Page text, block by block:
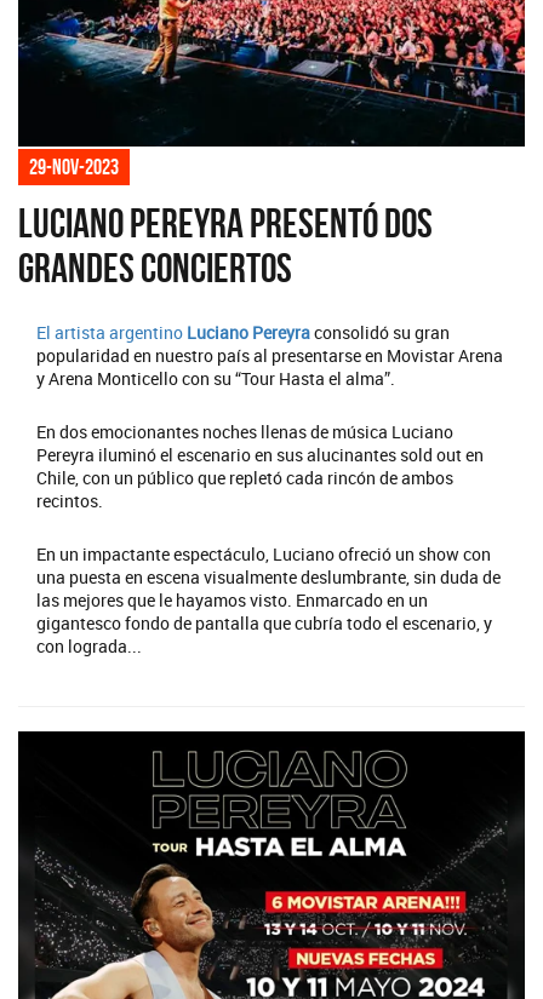
29-nov-2023
Luciano Pereyra presentó dos
grandes conciertos
El artista argentino Luciano Pereyraconsolidó su gran
popularidad en nuestro país al presentarse en Movistar Arena
y Arena Monticello con su “Tour Hasta el alma”.
En dos emocionantes noches llenas de música Luciano
Pereyra iluminó el escenario en sus alucinantes sold out en
Chile, con un público que repletó cada rincón de ambos
recintos.
En un impactante espectáculo, Luciano ofreció un show con
una puesta en escena visualmente deslumbrante, sin duda de
las mejores que le hayamos visto. Enmarcado en un
gigantesco fondo de pantalla que cubría todo el escenario, y
con lograda...